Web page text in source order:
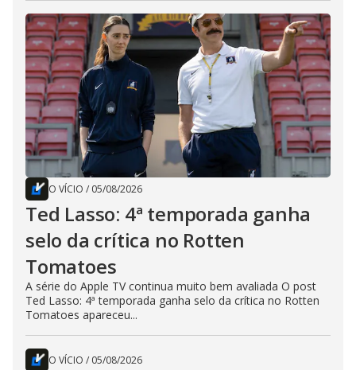
O VÍCIO / 05/08/2026
Ted Lasso: 4ª temporada ganha
selo da crítica no Rotten
Tomatoes
A série do Apple TV continua muito bem avaliada O post
Ted Lasso: 4ª temporada ganha selo da crítica no Rotten
Tomatoes apareceu...
O VÍCIO / 05/08/2026